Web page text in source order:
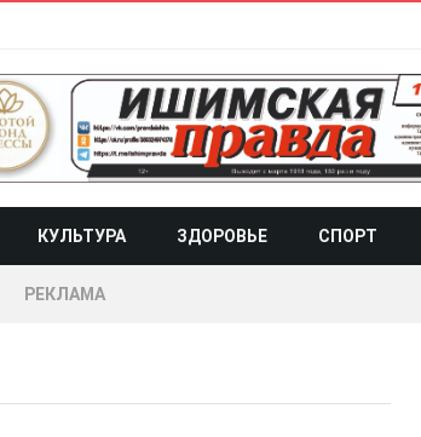
КУЛЬТУРА ЗДОРОВЬЕ СПОРТ
РЕКЛАМА